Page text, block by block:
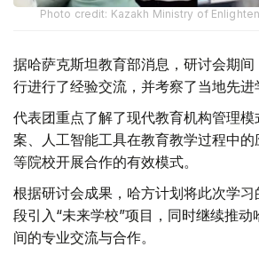
Photo credit: Kazakh Ministry of
据哈萨克斯坦教育部消息，研讨会期
行进行了经验交流，并考察了当地先进
代表团重点了解了现代教育机构管理
案、人工智能工具在教育教学过程中
等院校开展合作的有效模式。
根据研讨会成果，哈方计划将此次学
段引入“未来学校”项目，同时继续推动
间的专业交流与合作。